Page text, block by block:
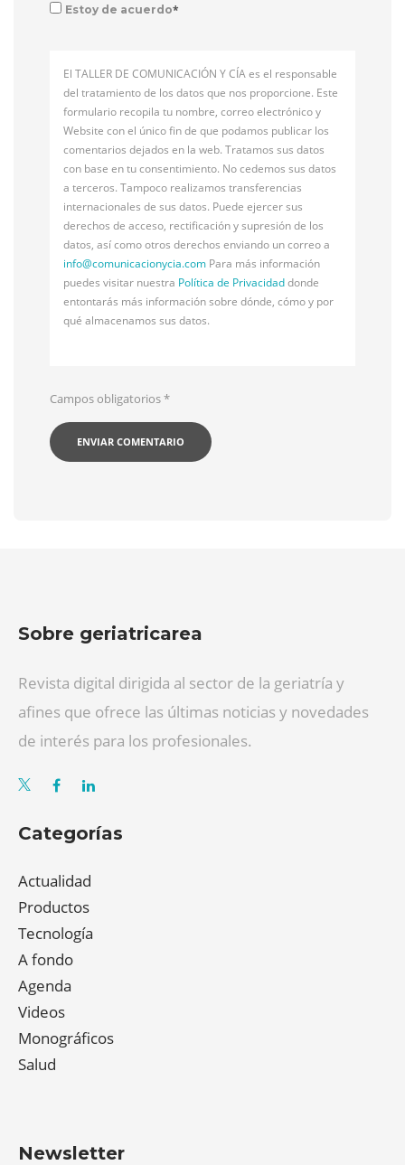
Estoy de acuerdo*
El TALLER DE COMUNICACIÓN Y CÍA es el responsable
del tratamiento de los datos que nos proporcione. Este
formulario recopila tu nombre, correo electrónico y
Website con el único fin de que podamos publicar los
comentarios dejados en la web. Tratamos sus datos
con base en tu consentimiento. No cedemos sus datos
a terceros. Tampoco realizamos transferencias
internacionales de sus datos. Puede ejercer sus
derechos de acceso, rectificación y supresión de los
datos, así como otros derechos enviando un correo a
info@comunicacionycia.com Para más información
puedes visitar nuestra Política de Privacidaddonde
entontarás más información sobre dónde, cómo y por
qué almacenamos sus datos.
Campos obligatorios*
Sobre geriatricarea
Revista digital dirigida al sector de la geriatría y
afines que ofrece las últimas noticias y novedades
de interés para los profesionales.
Categorías
Actualidad
Productos
Tecnología
A fondo
Agenda
Videos
Monográficos
Salud
Newsletter